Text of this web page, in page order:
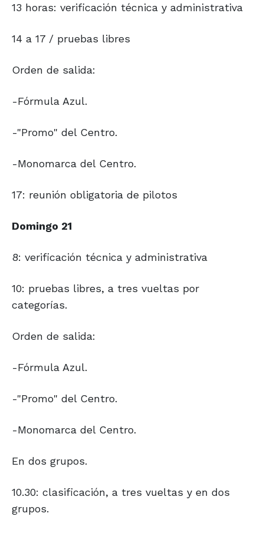
13 horas: verificación técnica y administrativa
14 a 17 / pruebas libres
Orden de salida:
-Fórmula Azul.
-"Promo" del Centro.
-Monomarca del Centro.
17: reunión obligatoria de pilotos
Domingo 21
8: verificación técnica y administrativa
10: pruebas libres, a tres vueltas por
categorías.
Orden de salida:
-Fórmula Azul.
-"Promo" del Centro.
-Monomarca del Centro.
En dos grupos.
10.30: clasificación, a tres vueltas y en dos
grupos.